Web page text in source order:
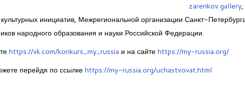
zarenkov.gallery,
инициатив, Межрегиональной организации Санкт-
народного образования и науки Российской Федерации.
https://vk.com/konkurs_my_russia и на сайтеhttps://my-russia.org/
перейдя по ссылкеhttps://my-russia.org/uchastvovat.html